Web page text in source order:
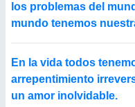
los problemas del
mundo tenemos
En la vida todos
arrepentimiento
un amor inolvidable.